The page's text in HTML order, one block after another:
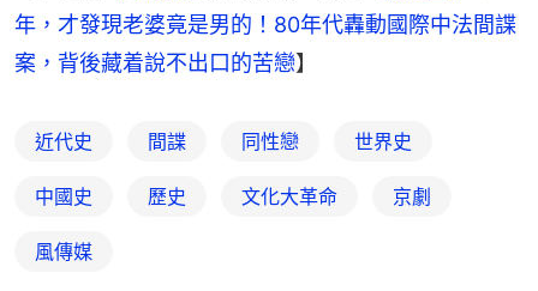
年，才發現老婆竟是男的！80年代轟動國際中法間諜
案，背後藏着說不出口的苦戀】
近代史 間諜 同性戀 世界史
中國史 歷史 文化大革命 京劇
風傳媒